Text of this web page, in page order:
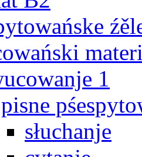
1
pisne
słuchanje